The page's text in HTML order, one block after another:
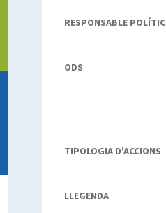
RESPONSABLE POLÍTIC
ODS
TIPOLOGIA D'ACCIONS
LLEGENDA